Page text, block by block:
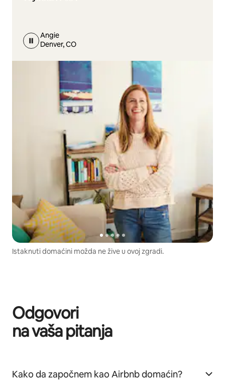
Angie
Denver, CO
Istaknuti domaćini možda ne žive u ovoj zgradi.
Odgovori
na vaša pitanja
Kako da započnem kao Airbnb domaćin?